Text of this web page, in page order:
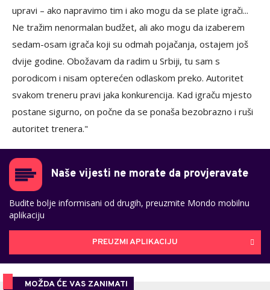
upravi – ako napravimo tim i ako mogu da se plate igrači...
Ne tražim nenormalan budžet, ali ako mogu da izaberem
sedam-osam igrača koji su odmah pojačanja, ostajem još
dvije godine. Obožavam da radim u Srbiji, tu sam s
porodicom i nisam opterećen odlaskom preko. Autoritet
svakom treneru pravi jaka konkurencija. Kad igraču mjesto
postane sigurno, on počne da se ponaša bezobrazno i ruši
autoritet trenera."
Naše vijesti ne morate da provjeravate
Budite bolje informisani od drugih, preuzmite Mondo mobilnu
aplikaciju
PREUZMI APLIKACIJU
MOŽDA ĆE VAS ZANIMATI